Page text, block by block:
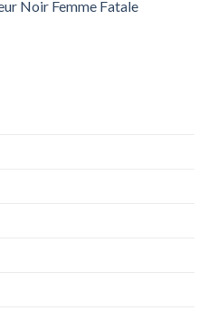
Noir Femme Fatale